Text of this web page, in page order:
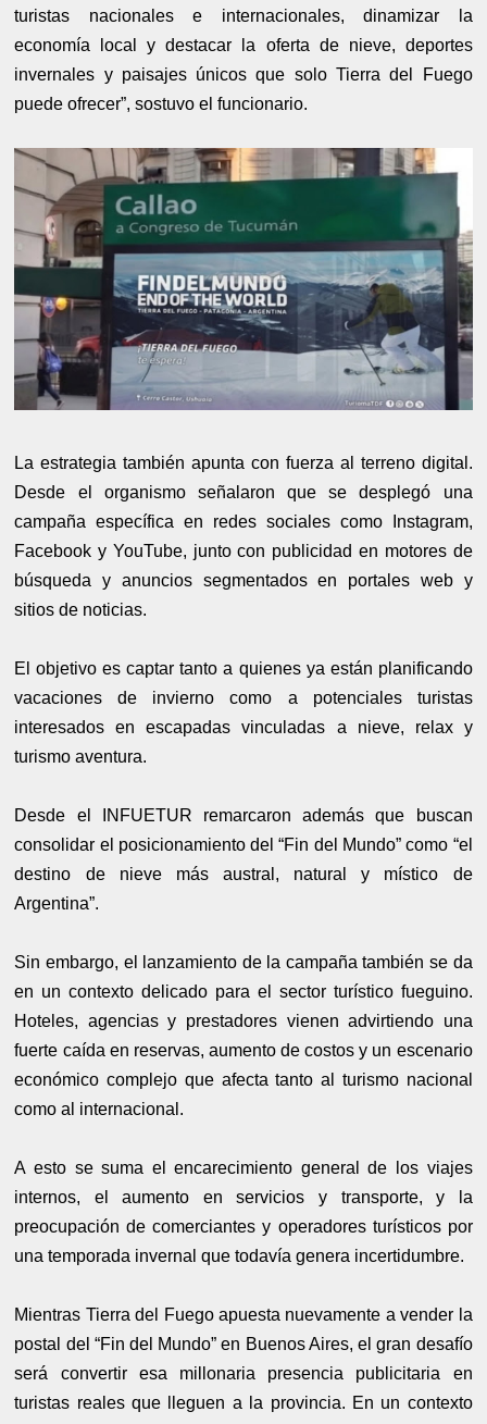
turistas nacionales e internacionales, dinamizar la
economía local y destacar la oferta de nieve, deportes
invernales y paisajes únicos que solo Tierra del Fuego
puede ofrecer”, sostuvo el funcionario.
La estrategia también apunta con fuerza al terreno digital.
Desde el organismo señalaron que se desplegó una
campaña específica en redes sociales como Instagram,
Facebook y YouTube, junto con publicidad en motores de
búsqueda y anuncios segmentados en portales web y
sitios de noticias.
El objetivo es captar tanto a quienes ya están planificando
vacaciones de invierno como a potenciales turistas
interesados en escapadas vinculadas a nieve, relax y
turismo aventura.
Desde el INFUETUR remarcaron además que buscan
consolidar el posicionamiento del “Fin del Mundo” como “el
destino de nieve más austral, natural y místico de
Argentina”.
Sin embargo, el lanzamiento de la campaña también se da
en un contexto delicado para el sector turístico fueguino.
Hoteles, agencias y prestadores vienen advirtiendo una
fuerte caída en reservas, aumento de costos y un escenario
económico complejo que afecta tanto al turismo nacional
como al internacional.
A esto se suma el encarecimiento general de los viajes
internos, el aumento en servicios y transporte, y la
preocupación de comerciantes y operadores turísticos por
una temporada invernal que todavía genera incertidumbre.
Mientras Tierra del Fuego apuesta nuevamente a vender la
postal del “Fin del Mundo” en Buenos Aires, el gran desafío
será convertir esa millonaria presencia publicitaria en
turistas reales que lleguen a la provincia. En un contexto